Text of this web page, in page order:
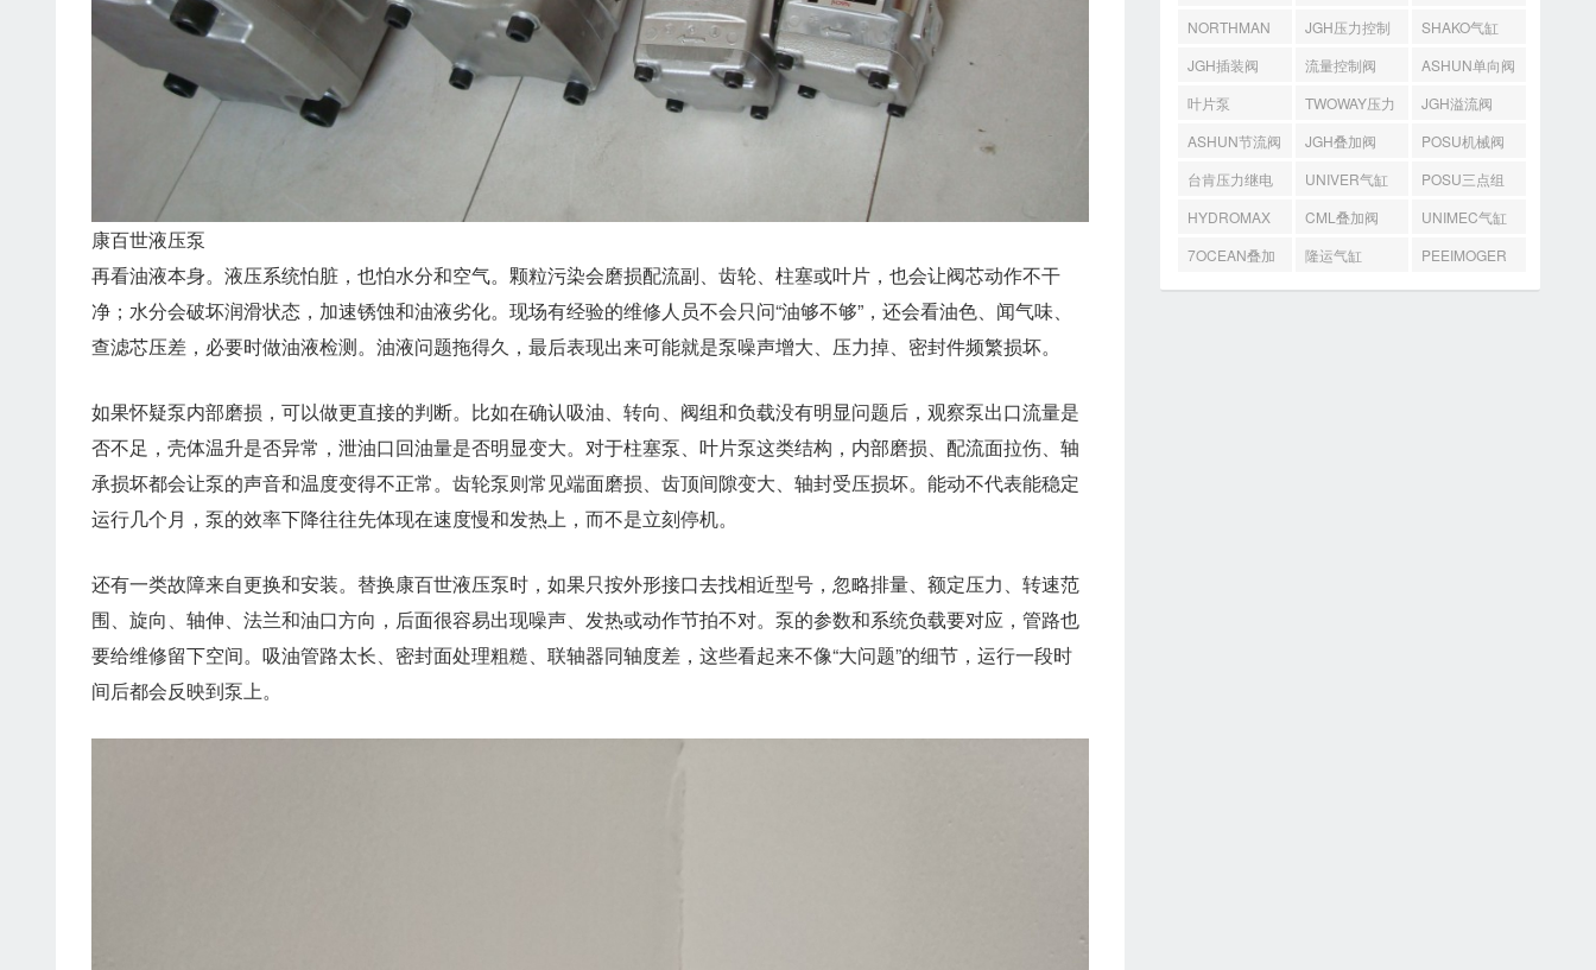
康百世液压泵
再看油液本身。液压系统怕脏，也怕水分和空气。颗粒污染会磨损配流副、齿轮、柱塞或叶片，也会让阀芯动作不干
净；水分会破坏润滑状态，加速锈蚀和油液劣化。现场有经验的维修人员不会只问“油够不够”，还会看油色、闻气味、
查滤芯压差，必要时做油液检测。油液问题拖得久，最后表现出来可能就是泵噪声增大、压力掉、密封件频繁损坏。
如果怀疑泵内部磨损，可以做更直接的判断。比如在确认吸油、转向、阀组和负载没有明显问题后，观察泵出口流量是
否不足，壳体温升是否异常，泄油口回油量是否明显变大。对于柱塞泵、叶片泵这类结构，内部磨损、配流面拉伤、轴
承损坏都会让泵的声音和温度变得不正常。齿轮泵则常见端面磨损、齿顶间隙变大、轴封受压损坏。能动不代表能稳定
运行几个月，泵的效率下降往往先体现在速度慢和发热上，而不是立刻停机。
还有一类故障来自更换和安装。替换康百世液压泵时，如果只按外形接口去找相近型号，忽略排量、额定压力、转速范
围、旋向、轴伸、法兰和油口方向，后面很容易出现噪声、发热或动作节拍不对。泵的参数和系统负载要对应，管路也
要给维修留下空间。吸油管路太长、密封面处理粗糙、联轴器同轴度差，这些看起来不像“大问题”的细节，运行一段时
间后都会反映到泵上。
缸
NORTHMAN
叠加阀
JGH压力控制
阀
SHAKO气缸
JGH插装阀
流量控制阀
ASHUN单向阀
叶片泵
TWOWAY压力
开关
JGH溢流阀
ASHUN节流阀
JGH叠加阀
POSU机械阀
台肯压力继电
器
UNIVER气缸
POSU三点组
合
HYDROMAX
齿轮泵
CML叠加阀
UNIMEC气缸
7OCEAN叠加
阀
隆运气缸
PEEIMOGER
马达